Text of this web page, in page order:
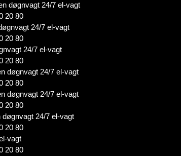
døgnvagt 24/7 el-vagt
20 80
24/7 el-vagt
20 80
24/7 el-vagt
20 80
døgnvagt 24/7 el-vagt
20 80
døgnvagt 24/7 el-vagt
20 80
24/7 el-vagt
20 80
vagt
20 80